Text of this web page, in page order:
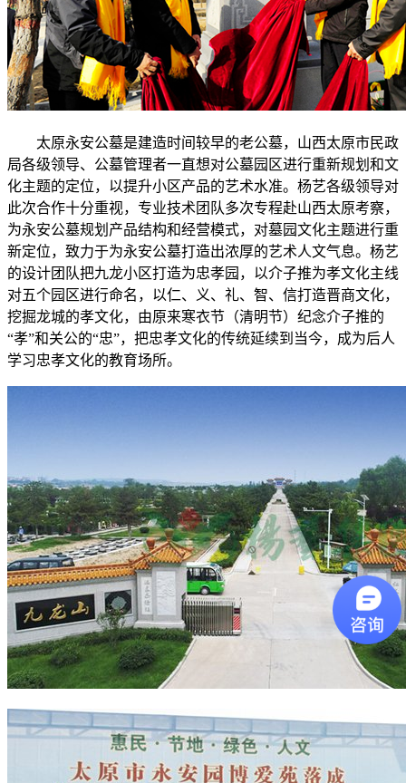
太原永安公墓是建造时间较早的老公墓，山西太原市民政
局各级领导、公墓管理者一直想对公墓园区进行重新规划和文
化主题的定位，以提升小区产品的艺术水准。杨艺各级领导对
此次合作十分重视，专业技术团队多次专程赴山西太原考察，
为永安公墓规划产品结构和经营模式，对墓园文化主题进行重
新定位，致力于为永安公墓打造出浓厚的艺术人文气息。杨艺
的设计团队把九龙小区打造为忠孝园，以介子推为孝文化主线
对五个园区进行命名，以仁、义、礼、智、信打造晋商文化，
挖掘龙城的孝文化，由原来寒衣节（清明节）纪念介子推的
“孝”和关公的“忠”，把忠孝文化的传统延续到当今，成为后人
学习忠孝文化的教育场所。